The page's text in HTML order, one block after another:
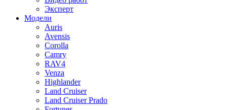
Эксперт
Модели
Auris
Avensis
Corolla
Camry
RAV4
Venza
Highlander
Land Cruiser
Land Cruiser Prado